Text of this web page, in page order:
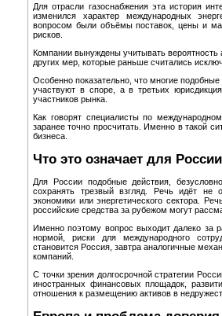
Для отрасли газоснабжения эта история
изменился характер международных
вопросом были объёмы поставок, цены и
рисков.
Компании вынуждены учитывать вероятность
других мер, которые раньше считались
Особенно показательно, что многие
участвуют в споре, а в третьих
участников рынка.
Как говорят специалисты по
заранее точно просчитать. Именно в такой
бизнеса.
Что это означает для России
Для России подобные действия,
сохранять трезвый взгляд. Речь идёт не
экономики или энергетического сектора.
российские средства за рубежом могут
Именно поэтому вопрос выходит далеко за
нормой, риски для международного
становится Россия, завтра аналогичные
компаний.
С точки зрения долгосрочной стратегии
иностранных финансовых площадок,
отношения к размещению активов в